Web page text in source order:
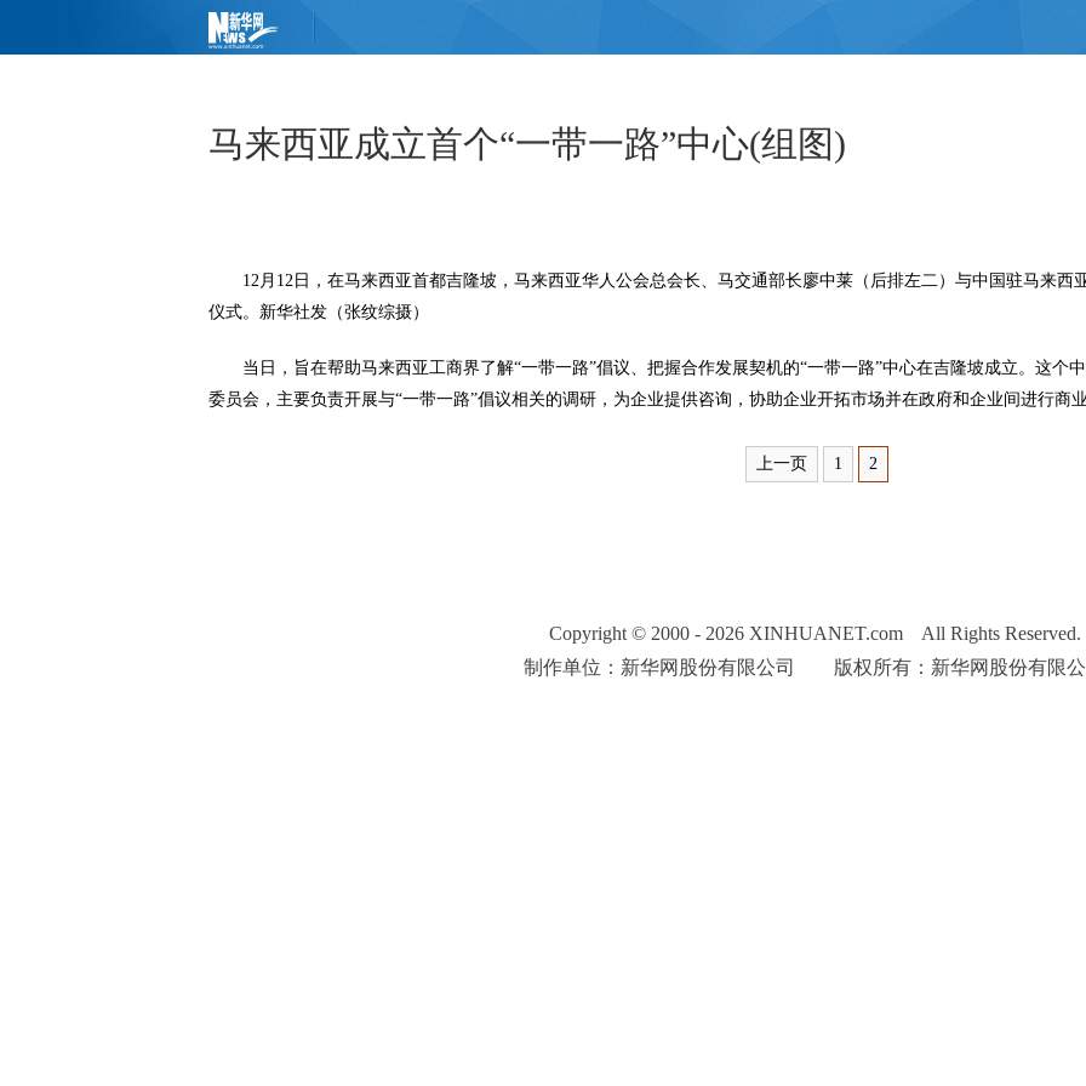
马来西亚成立首个“一带一路”中心(组图)
12月12日，在马来西亚首都吉隆坡，马来西亚华人公会总会长、马交通部长廖中莱（后排左二）与中国驻马来西
仪式。新华社发（张纹综摄）
当日，旨在帮助马来西亚工商界了解“一带一路”倡议、把握合作发展契机的“一带一路”中心在吉隆坡成立。这个
委员会，主要负责开展与“一带一路”倡议相关的调研，为企业提供咨询，协助企业开拓市场并在政府和企业间进行商
上一页 1 2
Copyright © 2000 - 2026 XINHUANET.com All Rights Reserved.
制作单位：新华网股份有限公司 版权所有：新华网股份有限